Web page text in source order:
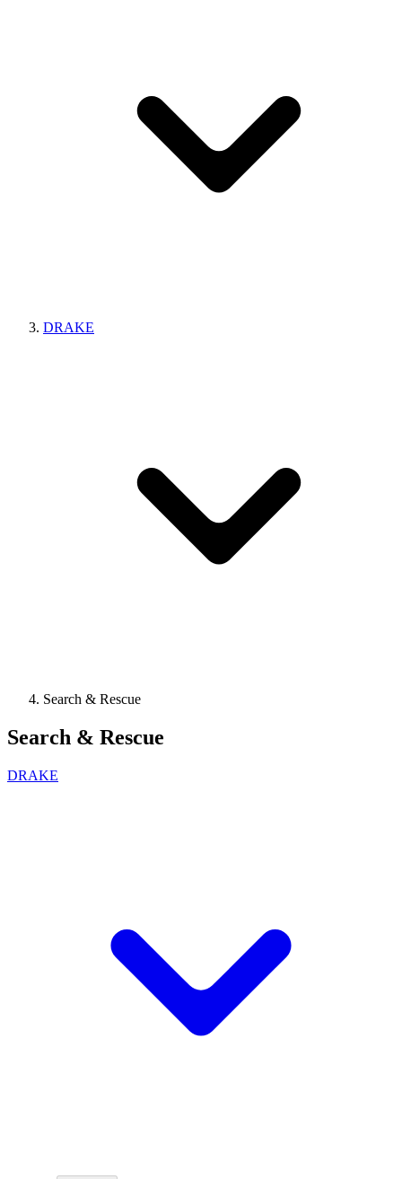
DRAKE
Search & Rescue
Search & Rescue
DRAKE